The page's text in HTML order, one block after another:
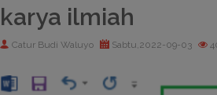
karya ilmiah
Catur Budi Waluyo Sabtu,2022-09-03